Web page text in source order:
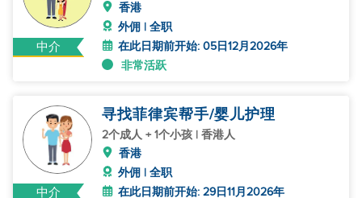
中介
香港
外佣 | 全职
在此日期前开始: 05日12月2026年
非常活跃
中介
寻找菲律宾帮手/婴儿护理
2个成人 + 1个小孩 | 香港人
香港
外佣 | 全职
在此日期前开始: 29日11月2026年